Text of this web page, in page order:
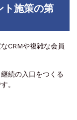
ト施策の第
CRMや複雑な会員
続の入口をつくる
。